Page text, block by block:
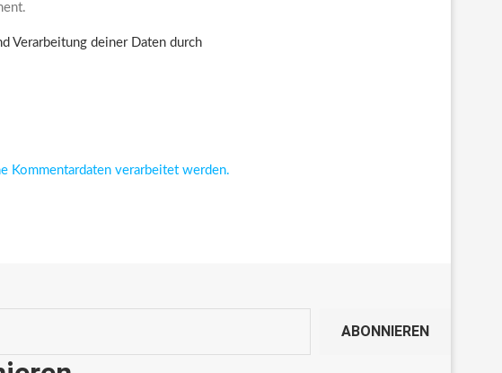
Verarbeitung deiner Daten durch
Kommentardaten verarbeitet werden.
ABONNIEREN